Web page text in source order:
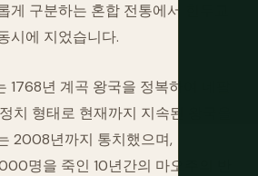
게 구분하는 혼합 전통에서 힌두교
시에 지었습니다.
1768년 계곡 왕국을 정복하여 네팔
치 형태로 현재까지 지속된 왕국을
2008년까지 통치했으며,
명을 죽인 10년간의 마오주의 반